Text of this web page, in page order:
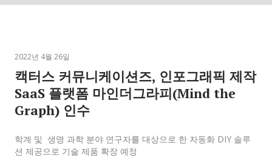
2022년 4월 26일
캑터스 커뮤니케이션즈, 인포그래픽 제작
SaaS 플랫폼 마인더그라피(Mind the
Graph) 인수
학계 및 생명 과학 분야 연구자를 대상으로 한 자동화 DIY 솔루
션 제공으로 기술 제품 확장 예정